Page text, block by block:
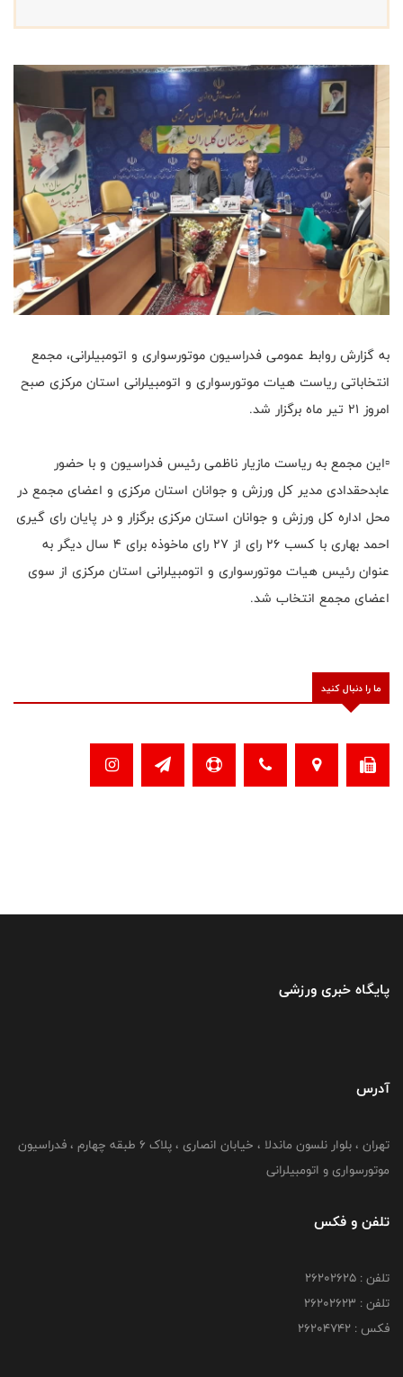
به گزارش روابط عمومی فدراسیون موتورسواری و اتومبیلرانی، مجمع
انتخاباتی ریاست هیات موتورسواری و اتومبیلرانی استان مرکزی صبح
امروز ۲۱ تیر ماه برگزار شد.
▫️این مجمع به ریاست مازیار ناظمی رئیس فدراسیون و با حضور
عابدحقدادی مدیر کل ورزش و جوانان استان مرکزی و اعضای مجمع در
محل اداره کل ورزش و جوانان استان مرکزی برگزار و در پایان رای گیری
احمد بهاری با کسب ۲۶ رای از ۲۷ رای ماخوذه برای ۴ سال دیگر به
عنوان رئیس هیات موتورسواری و اتومبیلرانی استان مرکزی از سوی
اعضای مجمع انتخاب شد.
ما را دنبال کنید
پایگاه خبری ورزشی
آدرس
تهران ، بلوار نلسون ماندلا ، خیابان انصاری ، پلاک ۶ طبقه چهارم ، فدراسیون
موتورسواری و اتومبیلرانی
تلفن و فکس
تلفن : ۲۶۲۰۲۶۲۵
تلفن : ۲۶۲۰۲۶۲۳
فکس : ۲۶۲۰۴۷۴۲